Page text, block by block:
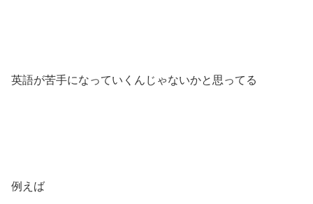
英語が苦手になっていくんじゃないかと思ってる
例えば